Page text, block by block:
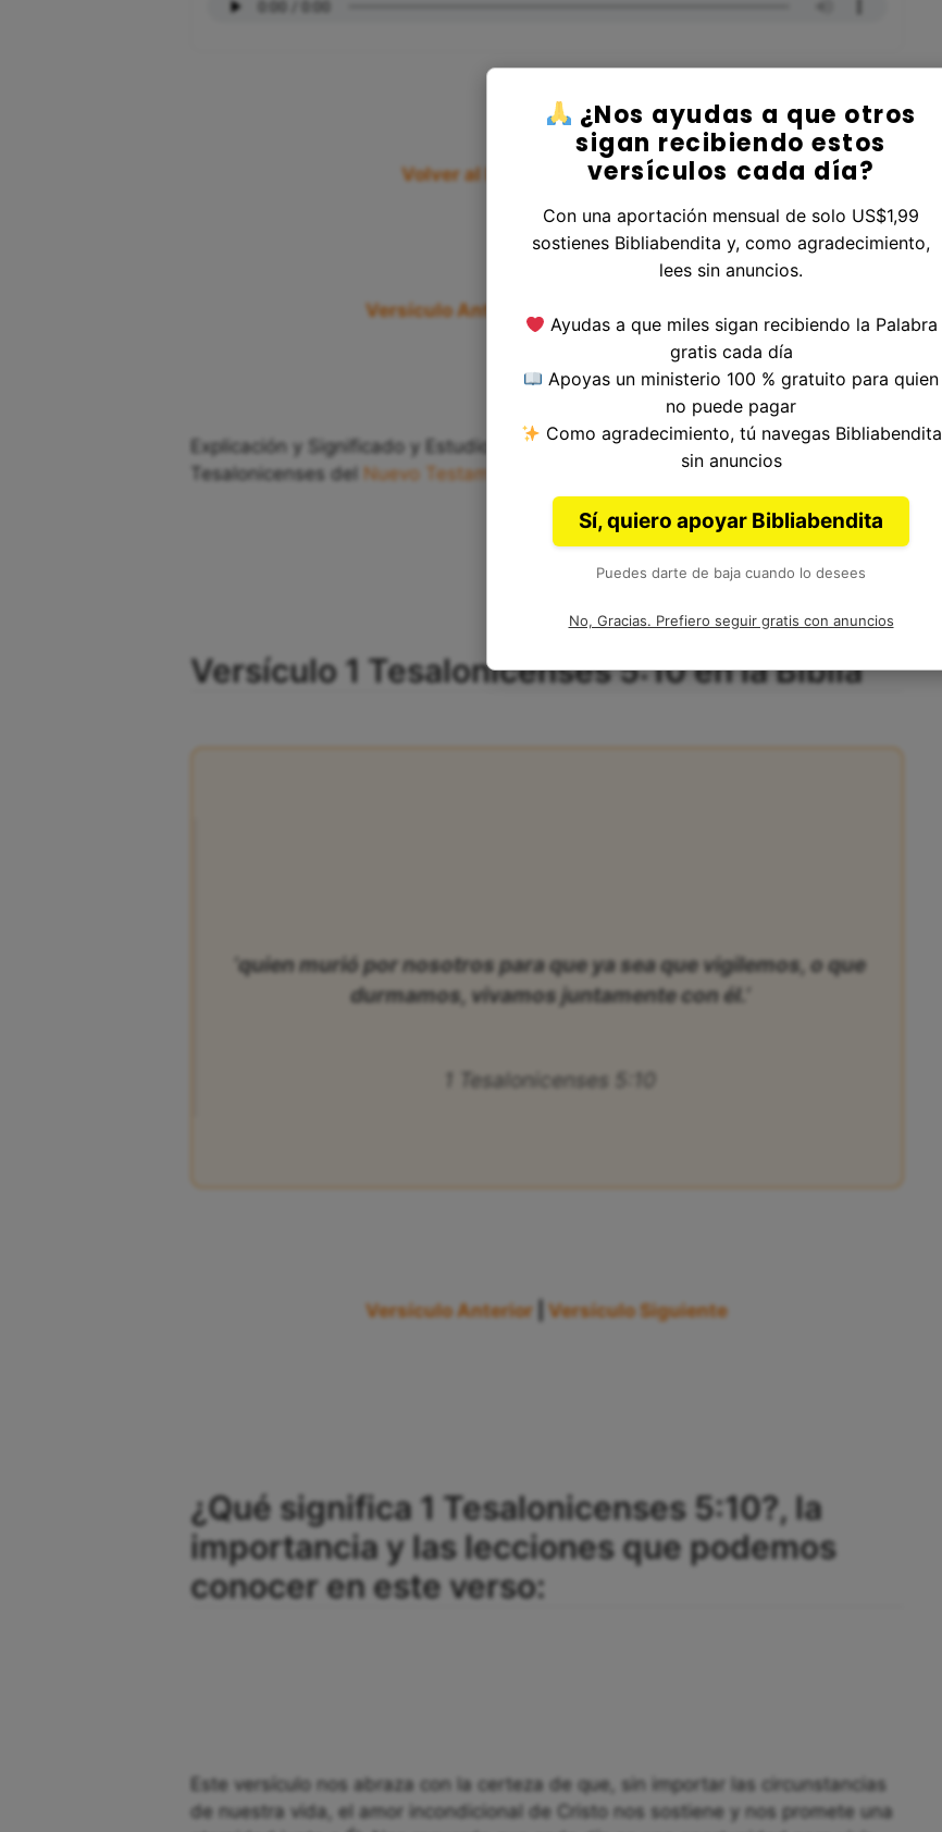
Volver al Libro 1 Tesalonicenses
Versículo Anterior
Explicación y Significado y Estudio del Versículo 10, Capítulo 5, Libro de 1
Tesalonicenses del Nuevo Testamento en la Biblia. Autoría: Pablo.
Versículo 1 Tesalonicenses 5:10 en la Biblia
‘quien murió por nosotros para que ya sea que vigilemos, o que
durmamos, vivamos juntamente con él.’
1 Tesalonicenses 5:10
Versículo Anterior |Versículo Siguiente
¿Qué significa 1 Tesalonicenses 5:10?, la
importancia y las lecciones que podemos
conocer en este verso:
Este versículo nos abraza con la certeza de que, sin importar las circunstancias
de nuestra vida, el amor incondicional de Cristo nos sostiene y nos promete una
¿Nos ayudas a que otros
sigan recibiendo estos
versículos cada día?
Con una aportación mensual de solo US$1,99
sostienes Bibliabendita y, como agradecimiento,
lees sin anuncios.
Ayudas a que miles sigan recibiendo la Palabra
gratis cada día
Apoyas un ministerio 100 % gratuito para quien
no puede pagar
Como agradecimiento, tú navegas Bibliabendita
sin anuncios
Sí, quiero apoyar Bibliabendita
Puedes darte de baja cuando lo desees
No, Gracias. Prefiero seguir gratis con anuncios